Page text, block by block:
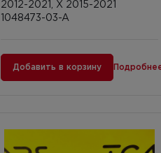
2012-2021, X 2015-2021
1048473-03-A
Добавить в корзину